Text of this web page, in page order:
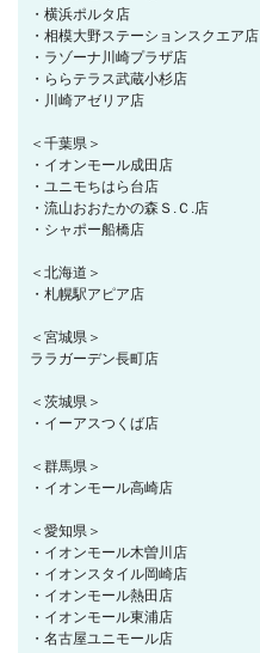
・横浜ポルタ店
・相模大野ステーションスクエア店
・ラゾーナ川崎プラザ店
・ららテラス武蔵小杉店
・川崎アゼリア店
＜千葉県＞
・イオンモール成田店
・ユニモちはら台店
・流山おおたかの森Ｓ.Ｃ.店
・シャポー船橋店
＜北海道＞
・札幌駅アピア店
＜宮城県＞
ララガーデン長町店
＜茨城県＞
・イーアスつくば店
＜群馬県＞
・イオンモール高崎店
＜愛知県＞
・イオンモール木曽川店
・イオンスタイル岡崎店
・イオンモール熱田店
・イオンモール東浦店
・名古屋ユニモール店